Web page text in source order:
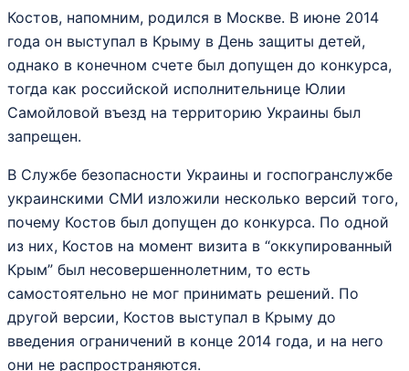
Костов, напомним, родился в Москве. В июне 2014
года он выступал в Крыму в День защиты детей,
однако в конечном счете был допущен до конкурса,
тогда как российской исполнительнице Юлии
Самойловой въезд на территорию Украины был
запрещен.
В Службе безопасности Украины и госпогранслужбе
украинскими СМИ изложили несколько версий того,
почему Костов был допущен до конкурса. По одной
из них, Костов на момент визита в “оккупированный
Крым” был несовершеннолетним, то есть
самостоятельно не мог принимать решений. По
другой версии, Костов выступал в Крыму до
введения ограничений в конце 2014 года, и на него
они не распространяются.